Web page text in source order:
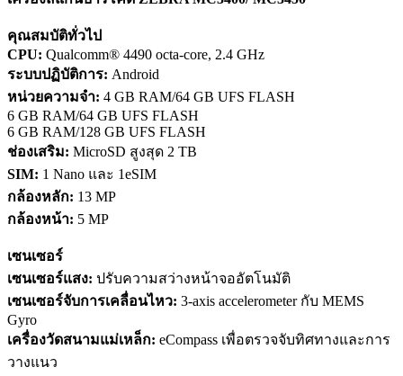
คุณสมบัติทั่วไป
CPU: Qualcomm® 4490 octa-core, 2.4 GHz
ระบบปฏิบัติการ: Android
หน่วยความจำ: 4 GB RAM/64 GB UFS FLASH
6 GB RAM/64 GB UFS FLASH
6 GB RAM/128 GB UFS FLASH
ช่องเสริม: MicroSD สูงสุด 2 TB
SIM: 1 Nano และ 1eSIM
กล้องหลัก: 13 MP
กล้องหน้า: 5 MP
เซนเซอร์
เซนเซอร์แสง: ปรับความสว่างหน้าจออัตโนมัติ
เซนเซอร์จับการเคลื่อนไหว: 3-axis accelerometer กับ MEMS
Gyro
เครื่องวัดสนามแม่เหล็ก: eCompass เพื่อตรวจจับทิศทางและการ
วางแนว